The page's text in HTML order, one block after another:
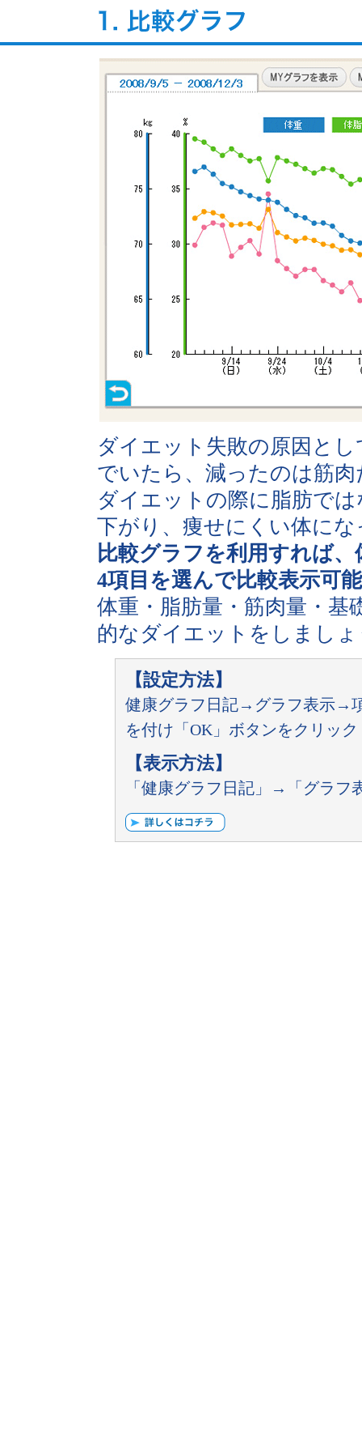
ダイエット失敗の原因と
でいたら、減ったのは筋
ダイエットの際に脂肪で
下がり、痩せにくい体に
比較グラフを利用すれば
4項目を選んで比較表示可
体重・脂肪量・筋肉量・基
的なダイエットをしまし
【設定方法】
健康グラフ日記→グラフ表示→
を付け「OK」ボタンをクリック
【表示方法】
「健康グラフ日記」→「グラフ